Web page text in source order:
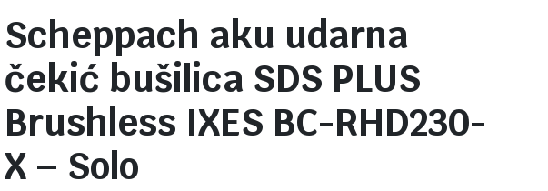
Scheppach aku udarna
čekić bušilica SDS PLUS
Brushless IXES BC-RHD230-
X – Solo